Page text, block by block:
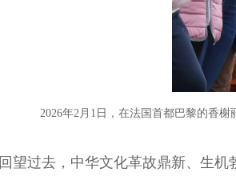
2026年2月1日，在法国首都巴黎的香
回望过去，中华文化革故鼎新、生